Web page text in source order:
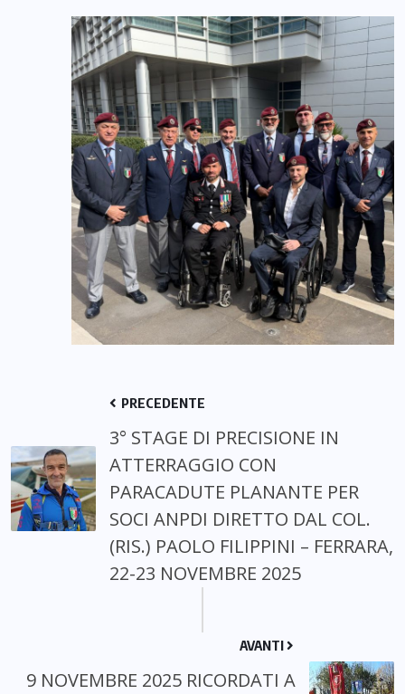
PRECEDENTE
3° STAGE DI PRECISIONE IN
ATTERRAGGIO CON
PARACADUTE PLANANTE PER
SOCI ANPDI DIRETTO DAL COL.
(RIS.) PAOLO FILIPPINI – FERRARA,
22-23 NOVEMBRE 2025
AVANTI
9 NOVEMBRE 2025 RICORDATI A